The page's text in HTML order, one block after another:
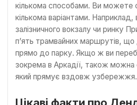
кількома способами. Ви можете
кількома варіантами. Наприклад,
залізничного вокзалу чи ринку
п’ять трамвайних маршрутів, що
прямо до парку. Якщо ж ви
зокрема в Аркадії, також можна
який прямує вздовж узбережжя.